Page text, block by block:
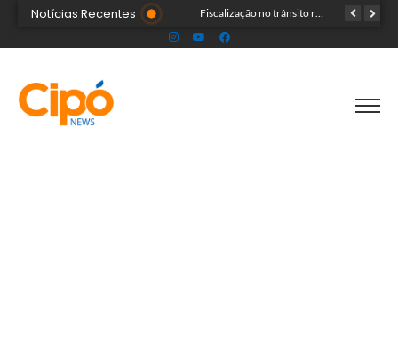
Notícias Recentes TRAGÉDIA: helicóptero cai e mata quatro pessoas; vítimas eram turistas